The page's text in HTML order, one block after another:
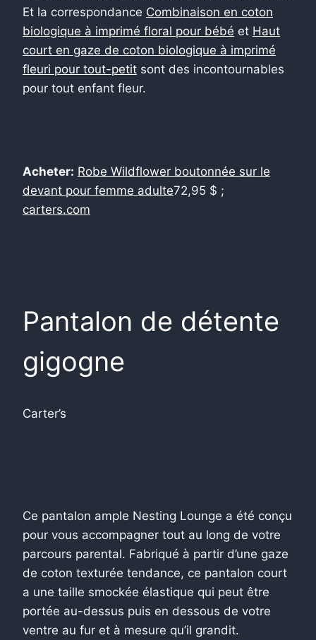
Et la correspondance Combinaison en coton
biologique à imprimé floral pour bébé et Haut
court en gaze de coton biologique à imprimé
fleuri pour tout-petit sont des incontournables
pour tout enfant fleur.
Acheter: Robe Wildflower boutonnée sur le
devant pour femme adulte72,95 $ ;
carters.com
Pantalon de détente
gigogne
Carter’s
Ce pantalon ample Nesting Lounge a été conçu
pour vous accompagner tout au long de votre
parcours parental. Fabriqué à partir d’une gaze
de coton texturée tendance, ce pantalon court
a une taille smockée élastique qui peut être
portée au-dessus puis en dessous de votre
ventre au fur et à mesure qu’il grandit.